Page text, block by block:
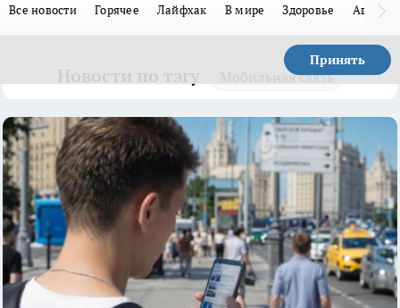
Все новости Горячее Лайфхак В мире Здоровье Авто
Принять
Мобильная связь